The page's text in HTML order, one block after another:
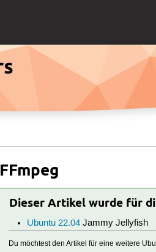
FFmpeg
Dieser Artikel wurde für
Ubuntu 22.04Jammy Jellyfish
Du möchtest den Artikel für eine weitere